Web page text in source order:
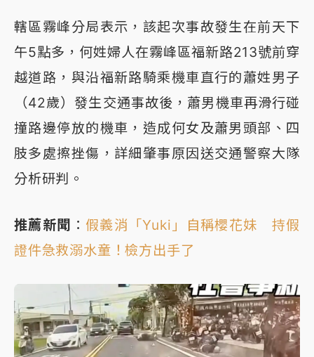
轄區霧峰分局表示，該起次事故發生在前天下
午5點多，何姓婦人在霧峰區福新路213號前穿
越道路，與沿福新路騎乘機車直行的蕭姓男子
（42歲）發生交通事故後，蕭男機車再滑行碰
撞路邊停放的機車，造成何女及蕭男頭部、四
肢多處擦挫傷，詳細肇事原因送交通警察大隊
分析研判。
推薦新聞 ： 假義消「Yuki」自稱櫻花妹 持假
證件急救溺水童！檢方出手了